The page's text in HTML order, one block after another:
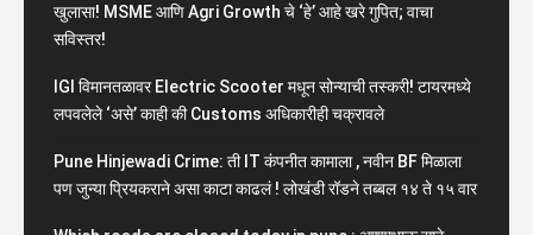
खुलासा! MSME आणि Agri Growth चे ‘हे’ आहे खरे गुपित; वाचा
सविस्तर!
IGI विमानतळावर Electric Scooter मधून सोन्याची तस्करी! टायरमध्ये
लपवलेले ‘असे’ काही की Customs अधिकारीही चक्रावले
Pune Hinjewadi Crime: ती IT कंपनीत कामाला , नवीन BF मिळाला
पण जुन्या प्रियकराने असा काटा काढलं ! लोखंडी रॉडने तब्बल १४ ते १५ वार